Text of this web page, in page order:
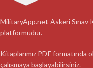
MilitaryApp.net Askeri Sınav
platformudur.
Kitaplarımız PDF
çalışmaya başlayabilirsiniz.